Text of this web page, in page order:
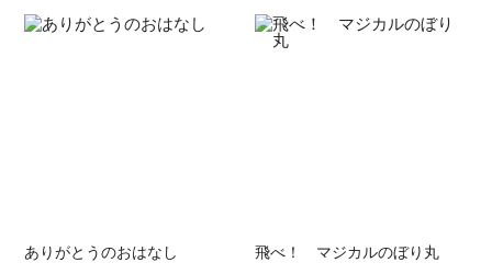
ありがとうのおはなし 飛べ！ マジカルのぼり丸